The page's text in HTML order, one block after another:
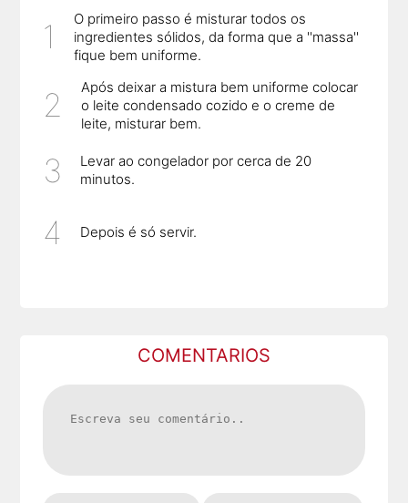
O primeiro passo é misturar todos os
ingredientes sólidos, da forma que a ''massa''
fique bem uniforme.
Após deixar a mistura bem uniforme colocar
o leite condensado cozido e o creme de
leite, misturar bem.
Levar ao congelador por cerca de 20
minutos.
Depois é só servir.
COMENTARIOS